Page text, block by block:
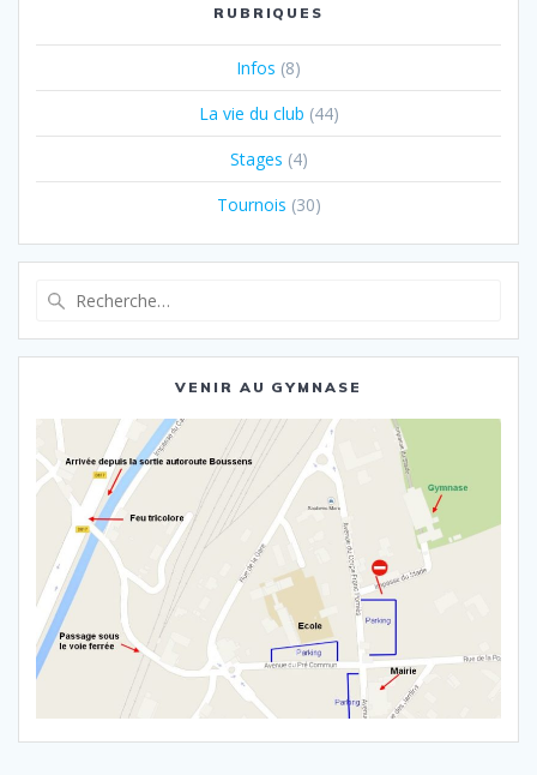
RUBRIQUES
Infos (8)
La vie du club (44)
Stages (4)
Tournois (30)
:
VENIR AU GYMNASE